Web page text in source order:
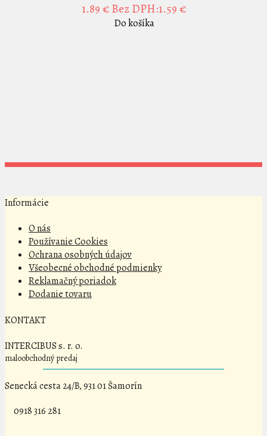
1.89 € Bez DPH:1.59 €
Do košíka
Informácie
O nás
Používanie Cookies
Ochrana osobných údajov
Všeobecné obchodné podmienky
Reklamačný poriadok
Dodanie tovaru
KONTAKT
INTERCIBUS s. r. o.
maloobchodný predaj
Senecká cesta 24/B, 931 01 Šamorín
0918 316 281